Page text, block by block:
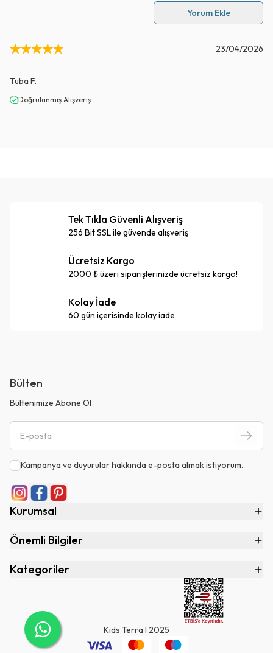
Yorum Ekle
Tuba F.
Doğrulanmış Alışveriş
23/04/2026
Tek Tıkla Güvenli Alışveriş
256 Bit SSL ile güvende alışveriş
Ücretsiz Kargo
2000 ₺ üzeri siparişlerinizde ücretsiz kargo!
Kolay İade
60 gün içerisinde kolay iade
Bülten
Bültenimize Abone Ol
Kampanya ve duyurular hakkında e-posta almak istiyorum.
Kurumsal
Önemli Bilgiler
Kategoriler
Kids Terra I 2025